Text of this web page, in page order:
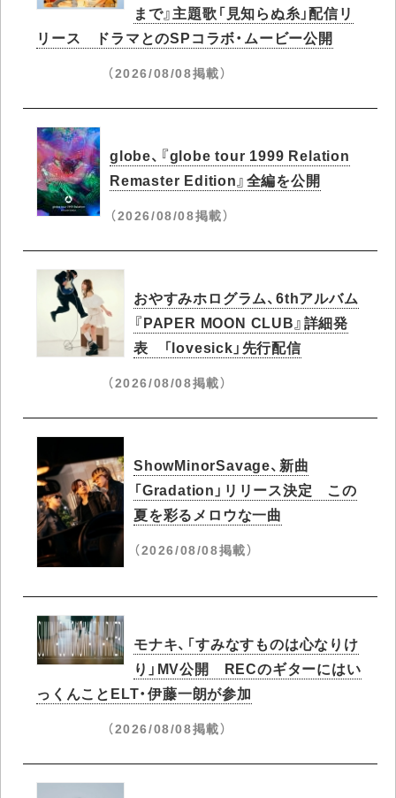
まで』主題歌「見知らぬ糸」配信リ
リース ドラマとのSPコラボ・ムービー公開
（2026/08/08掲載）
globe、『globe tour 1999 Relation
Remaster Edition』全編を公開
（2026/08/08掲載）
おやすみホログラム、6thアルバム
『PAPER MOON CLUB』詳細発
表 「lovesick」先行配信
（2026/08/08掲載）
ShowMinorSavage、新曲
「Gradation」リリース決定 この
夏を彩るメロウな一曲
（2026/08/08掲載）
モナキ、「すみなすものは心なりけ
り」MV公開 RECのギターにはい
っくんことELT・伊藤一朗が参加
（2026/08/08掲載）